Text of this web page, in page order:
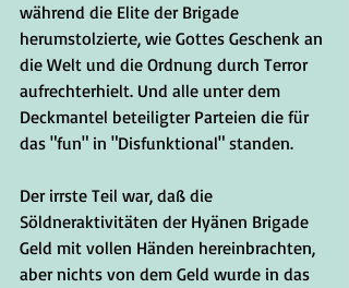
während die Elite der Brigade
herumstolzierte, wie Gottes Geschenk an
die Welt und die Ordnung durch Terror
aufrechterhielt. Und alle unter dem
Deckmantel beteiligter Parteien die für
das "fun" in "Disfunktional" standen.
Der irrste Teil war, daß die
Söldneraktivitäten der Hyänen Brigade
Geld mit vollen Händen hereinbrachten,
aber nichts von dem Geld wurde in das